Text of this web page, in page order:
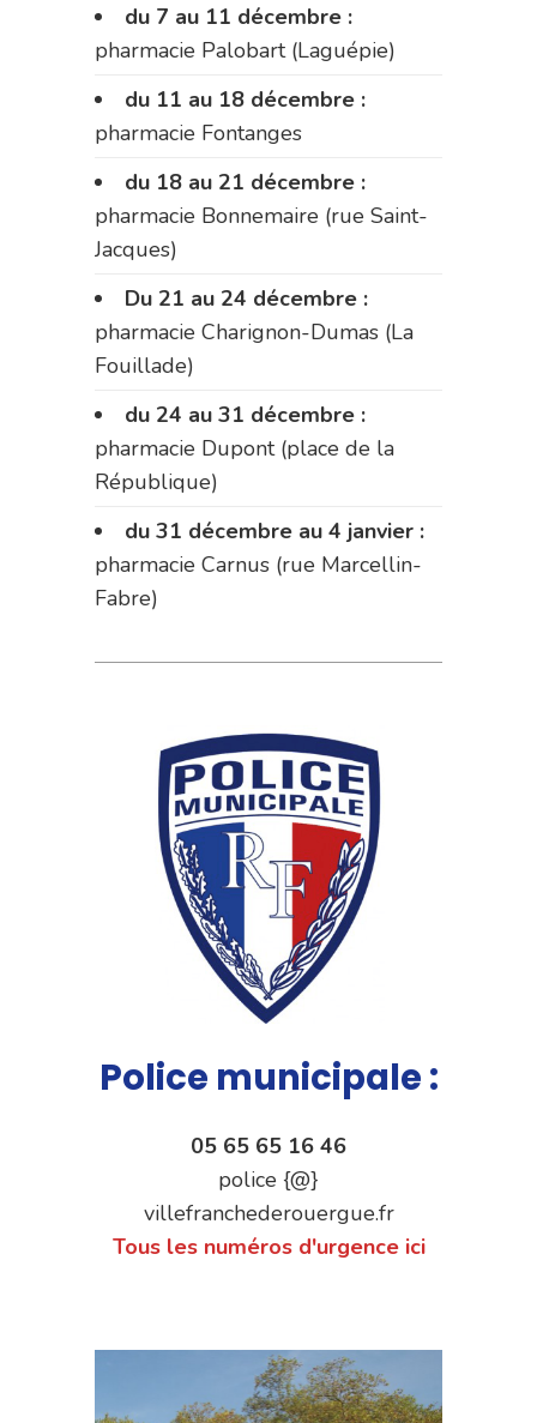
du 7 au 11 décembre :
pharmacie Palobart (Laguépie)
du 11 au 18 décembre :
pharmacie Fontanges
du 18 au 21 décembre :
pharmacie Bonnemaire (rue Saint-
Jacques)
Du 21 au 24 décembre :
pharmacie Charignon-Dumas (La
Fouillade)
du 24 au 31 décembre :
pharmacie Dupont (place de la
République)
du 31 décembre au 4 janvier :
pharmacie Carnus (rue Marcellin-
Fabre)
Police municipale :
05 65 65 16 46
police {@}
villefranchederouergue.fr
Tous les numéros d'urgence ici